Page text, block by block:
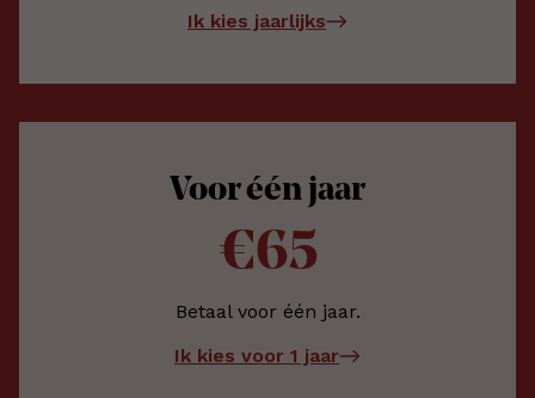
Ik kies jaarlijks
Voor één jaar
€65
Betaal voor één jaar.
Ik kies voor 1 jaar